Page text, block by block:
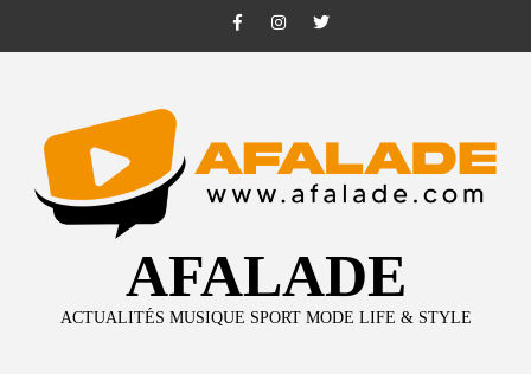
FacebookInstagramTwitter
AFALADE
ACTUALITÉS MUSIQUE SPORT MODE LIFE & STYLE